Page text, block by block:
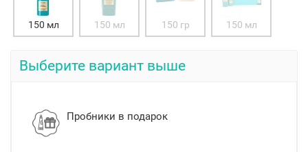
150 мл 150 мл 150 гр 150 мл
Выберите вариант выше
Пробники в подарок